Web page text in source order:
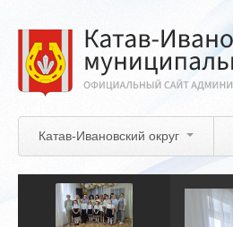
основному
содержанию
Катав-Ивановский округ